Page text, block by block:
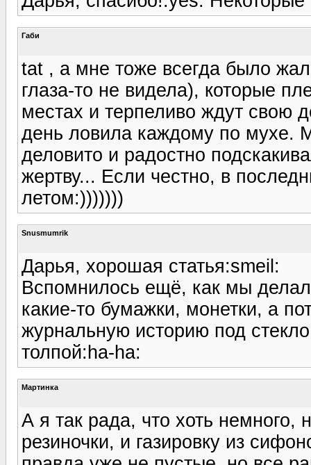
Габи
tat , а мне тоже всегда было
глаза-то не видела), которые
местах и терпеливо ждут свою
день ловила каждому по мухе.
деловито и радостно
жертву... Если честно, в
летом:)))))))
Snusmumrik
Дарья, хорошая статья:smeil:
Вспомнилось ещё, как мы
какие-то бумажки, монетки, а
журнальную историю под
толпой:ha-ha:
Мартинка
А я так рада, что хоть немного,
резиночки, и газировку из